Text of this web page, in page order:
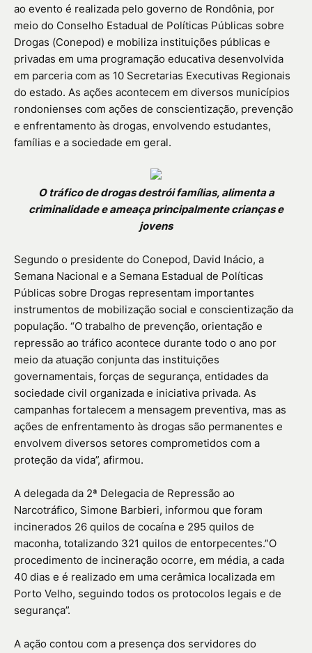
ao evento é realizada pelo governo de Rondônia, por
meio do Conselho Estadual de Políticas Públicas sobre
Drogas (Conepod) e mobiliza instituições públicas e
privadas em uma programação educativa desenvolvida
em parceria com as 10 Secretarias Executivas Regionais
do estado. As ações acontecem em diversos municípios
rondonienses com ações de conscientização, prevenção
e enfrentamento às drogas, envolvendo estudantes,
famílias e a sociedade em geral.
O tráfico de drogas destrói famílias, alimenta a
criminalidade e ameaça principalmente crianças e
jovens
Segundo o presidente do Conepod, David Inácio, a
Semana Nacional e a Semana Estadual de Políticas
Públicas sobre Drogas representam importantes
instrumentos de mobilização social e conscientização da
população. “O trabalho de prevenção, orientação e
repressão ao tráfico acontece durante todo o ano por
meio da atuação conjunta das instituições
governamentais, forças de segurança, entidades da
sociedade civil organizada e iniciativa privada. As
campanhas fortalecem a mensagem preventiva, mas as
ações de enfrentamento às drogas são permanentes e
envolvem diversos setores comprometidos com a
proteção da vida”, afirmou.
A delegada da 2ª Delegacia de Repressão ao
Narcotráfico, Simone Barbieri, informou que foram
incinerados 26 quilos de cocaína e 295 quilos de
maconha, totalizando 321 quilos de entorpecentes.”O
procedimento de incineração ocorre, em média, a cada
40 dias e é realizado em uma cerâmica localizada em
Porto Velho, seguindo todos os protocolos legais e de
segurança”.
A ação contou com a presença dos servidores do